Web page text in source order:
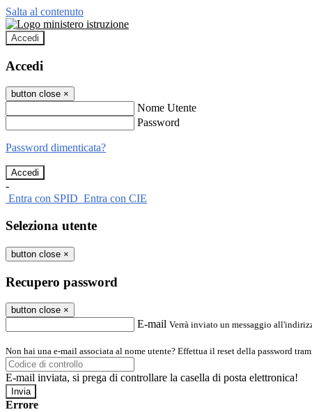
Salta al contenuto
Accedi
Accedi
button close ×
Nome Utente
Password
Password dimenticata?
-
Entra con SPID Entra con CIE
Seleziona utente
button close ×
Recupero password
button close ×
E-mail Verrà inviato un messaggio
Non hai una e-mail associata al nome utente? Effettua il reset della password
E-mail inviata, si prega di controllare la casella di posta elettronica!
Errore